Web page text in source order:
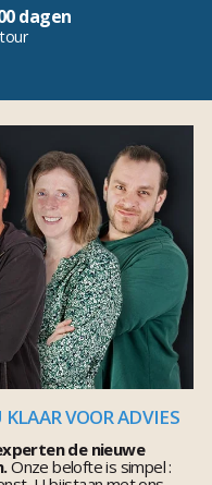
dagen
VOOR ADVIES
de nieuwe
Onze belofte is simpel :